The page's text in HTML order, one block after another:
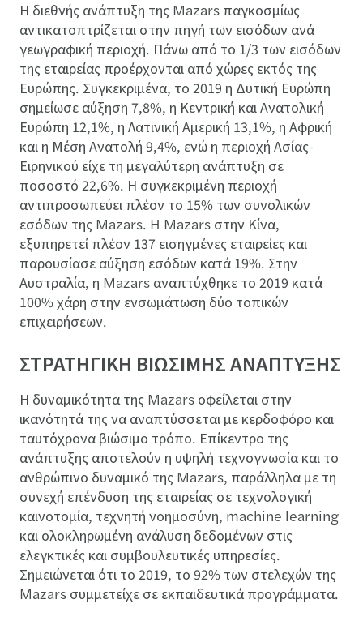
Η διεθνής ανάπτυξη της Mazars παγκοσμίως
αντικατοπτρίζεται στην πηγή των εισόδων ανά
γεωγραφική περιοχή. Πάνω από το 1/3 των εισόδων
της εταιρείας προέρχονται από χώρες εκτός της
Ευρώπης. Συγκεκριμένα, το 2019 η Δυτική Ευρώπη
σημείωσε αύξηση 7,8%, η Κεντρική και Ανατολική
Ευρώπη 12,1%, η Λατινική Αμερική 13,1%, η Αφρική
και η Μέση Ανατολή 9,4%, ενώ η περιοχή Ασίας-
Ειρηνικού είχε τη μεγαλύτερη ανάπτυξη σε
ποσοστό 22,6%. Η συγκεκριμένη περιοχή
αντιπροσωπεύει πλέον το 15% των συνολικών
εσόδων της Mazars. H Mazars στην Κίνα,
εξυπηρετεί πλέον 137 εισηγμένες εταιρείες και
παρουσίασε αύξηση εσόδων κατά 19%. Στην
Αυστραλία, η Mazars αναπτύχθηκε το 2019 κατά
100% χάρη στην ενσωμάτωση δύο τοπικών
επιχειρήσεων.
ΣΤΡΑΤΗΓΙΚΗ ΒΙΩΣΙΜΗΣ ΑΝΑΠΤΥΞΗΣ
Η δυναμικότητα της Mazars οφείλεται στην
ικανότητά της να αναπτύσσεται με κερδοφόρο και
ταυτόχρονα βιώσιμο τρόπο. Επίκεντρο της
ανάπτυξης αποτελούν η υψηλή τεχνογνωσία και το
ανθρώπινο δυναμικό της Mazars, παράλληλα με τη
συνεχή επένδυση της εταιρείας σε τεχνολογική
καινοτομία, τεχνητή νοημοσύνη, machine learning
και ολοκληρωμένη ανάλυση δεδομένων στις
ελεγκτικές και συμβουλευτικές υπηρεσίες.
Σημειώνεται ότι το 2019, το 92% των στελεχών της
Mazars συμμετείχε σε εκπαιδευτικά προγράμματα.